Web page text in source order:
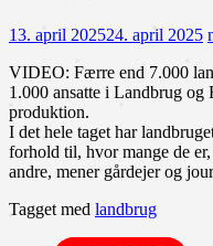
13. april 202524. april 2025
VIDEO: Færre end 7.000
1.000 ansatte i Landbrug og
produktion.
I det hele taget har
forhold til, hvor mange de
andre, mener gårdejer og
Tagget med landbrug